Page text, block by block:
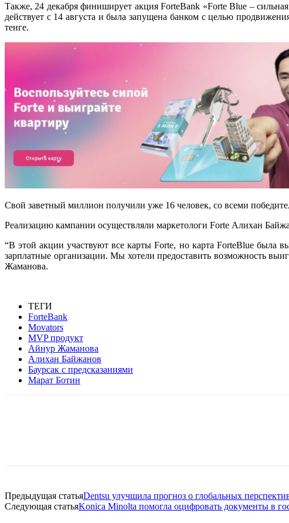
Также, 24 декабря финиширует акция ForteBank «Forte Blue –
действует с 14 августа и была запущена банком с целью
тенге.
Свой заветный миллион получили уже 16 человек, со всеми
Реализацию кампании осуществляли маркетологи Forte Алихан
“В этой акции участвуют все карты Forte, но карта ForteBlue была
зарплатные организации. Мы хотели предоставить возможность
Жаманова.
ТЕГИ
ForteBank
Movators
MVP продукт
Айнур Жаманова
Алихан Байжанов
Баурсак с предсказаниями
Марат Ботин
Предыдущая статьяDentsu улучшила прогноз о глобальных
Следующая статьяKonica Minolta помогла оцифровать документы в